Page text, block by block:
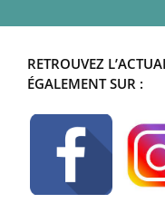
RETROUVEZ
ÉGALEMENT SUR :